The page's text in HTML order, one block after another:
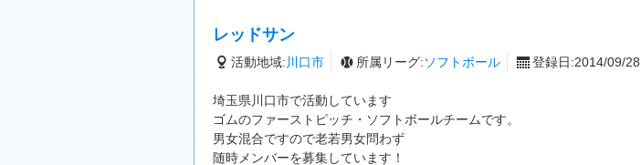
レッドサン
活動地域: 川口市 所属リーグ:ソフトボール 登録日:2014/09/28
埼玉県川口市で活動しています
ゴムのファーストピッチ・ソフトボールチームです。
男女混合ですので老若男女問わず
随時メンバーを募集しています！